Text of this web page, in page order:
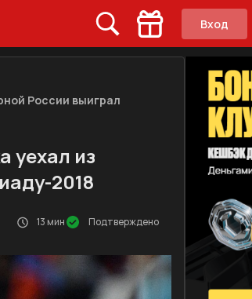
Вход
России выиграл
уехал из
2018
13 мин Подтверждено